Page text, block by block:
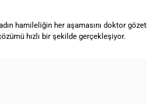
hamileliğin her aşamasını doktor
hızlı bir şekilde gerçekleşiyor.